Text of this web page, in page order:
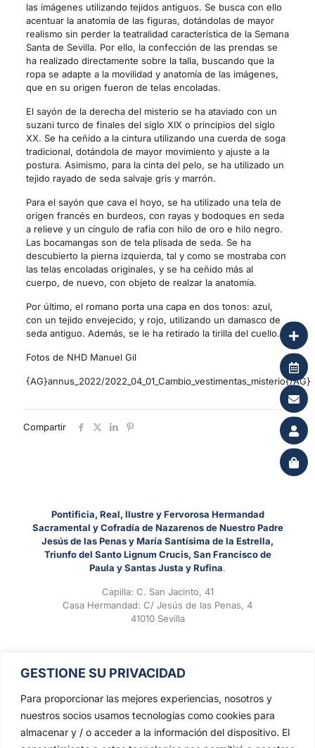
GESTIONE SU PRIVACIDAD
Para proporcionar las mejores experiencias, nosotros y
nuestros socios usamos tecnologías como cookies para
almacenar y / o acceder a la información del dispositivo. El
las imágenes utilizando tejidos antiguos. Se busca con ello
acentuar la anatomía de las figuras, dotándolas de mayor
realismo sin perder la teatralidad característica de la Semana
Santa de Sevilla. Por ello, la confección de las prendas se
ha realizado directamente sobre la talla, buscando que la
ropa se adapte a la movilidad y anatomía de las imágenes,
que en su origen fueron de telas encoladas.
El sayón de la derecha del misterio se ha ataviado con un
suzani turco de finales del siglo XIX o principios del siglo
XX. Se ha ceñido a la cintura utilizando una cuerda de soga
tradicional, dotándola de mayor movimiento y ajuste a la
postura. Asimismo, para la cinta del pelo, se ha utilizado un
tejido rayado de seda salvaje gris y marrón.
Para el sayón que cava el hoyo, se ha utilizado una tela de
origen francés en burdeos, con rayas y bodoques en seda
a relieve y un cíngulo de rafia con hilo de oro e hilo negro.
Las bocamangas son de tela plisada de seda. Se ha
descubierto la pierna izquierda, tal y como se mostraba con
las telas encoladas originales, y se ha ceñido más al
cuerpo, de nuevo, con objeto de realzar la anatomía.
Por último, el romano porta una capa en dos tonos: azul,
con un tejido envejecido, y rojo, utilizando un damasco de
seda antiguo. Además, se le ha retirado la tirilla del cuello.
Fotos de NHD Manuel Gil
{AG}annus_2022/2022_04_01_Cambio_vestimentas_misterio{/AG}
Compartir
Pontificia, Real, Ilustre y Fervorosa Hermandad
Sacramental y Cofradía de Nazarenos de Nuestro Padre
Jesús de las Penas y María Santísima de la Estrella,
Triunfo del Santo Lignum Crucis, San Francisco de
Paula y Santas Justa y Rufina.
Capilla: C. San Jacinto, 41
Casa Hermandad: C/ Jesús de las Penas, 4
41010 Sevilla